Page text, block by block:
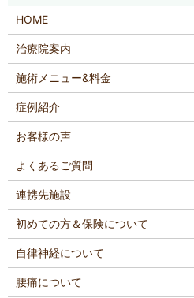
HOME
治療院案内
施術メニュー&料金
症例紹介
お客様の声
よくあるご質問
連携先施設
初めての方＆保険について
自律神経について
腰痛について